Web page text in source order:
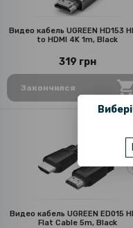
Видео кабель UGREEN HD153
to HDMI 4K 1m, Black
319 грн
Закончился
Видео кабель UGREEN ED015
Flat Cable 5m, Black